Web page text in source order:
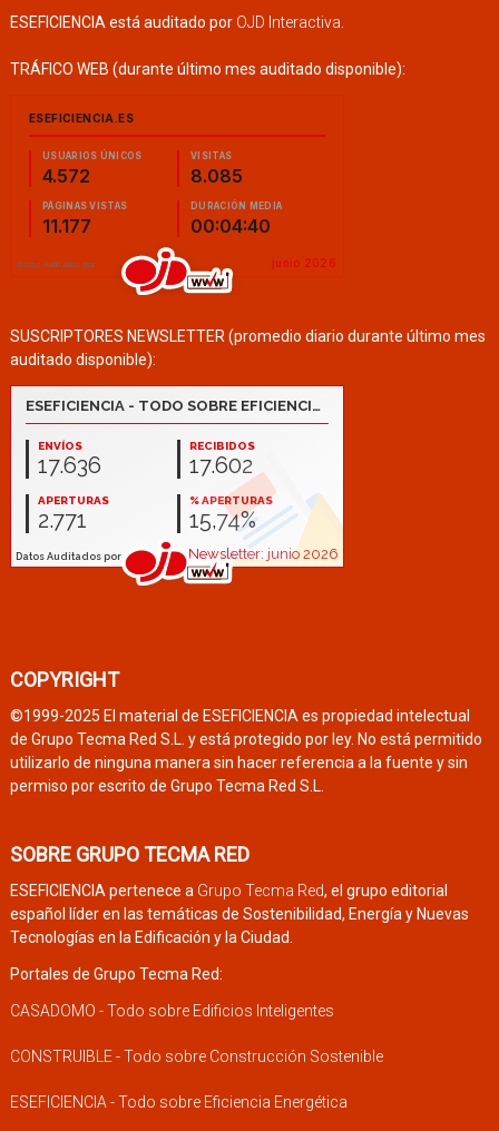
ESEFICIENCIA está auditado por OJD Interactiva
TRÁFICO WEB (durante último mes auditado disponible):
SUSCRIPTORES NEWSLETTER (promedio diario durante último mes
auditado disponible):
COPYRIGHT
©1999-2025 El material de ESEFICIENCIA es propiedad intelectual
de Grupo Tecma Red S.L. y está protegido por ley. No está permitido
utilizarlo de ninguna manera sin hacer referencia a la fuente y sin
permiso por escrito de Grupo Tecma Red S.L.
SOBRE GRUPO TECMA RED
ESEFICIENCIA pertenece a Grupo Tecma Red, el grupo editorial
español líder en las temáticas de Sostenibilidad, Energía y Nuevas
Tecnologías en la Edificación y la Ciudad.
Portales de Grupo Tecma Red:
CASADOMO - Todo sobre Edificios Inteligentes
CONSTRUIBLE - Todo sobre Construcción Sostenible
ESEFICIENCIA - Todo sobre Eficiencia Energética